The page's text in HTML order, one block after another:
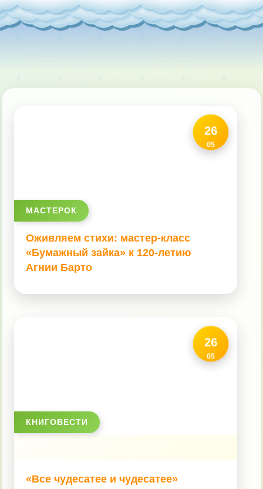
МастерОК
26
05
МАСТЕРОК
Оживляем стихи: мастер-класс
«Бумажный зайка» к 120-летию
Агнии Барто
26
05
КНИГОВЕСТИ
«Все чудесатее и чудесатее»